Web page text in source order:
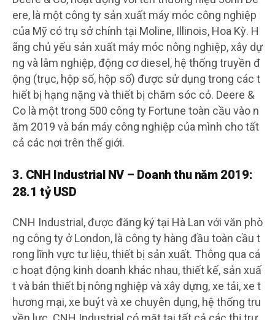
ere, là một công ty sản xuất máy móc công nghiệp
của Mỹ có trụ sở chính tại Moline, Illinois, Hoa Kỳ. H
ãng chủ yếu sản xuất máy móc nông nghiệp, xây dự
ng và lâm nghiệp, động cơ diesel, hệ thống truyền đ
ộng (trục, hộp số, hộp số) được sử dụng trong các t
hiết bị hạng nặng và thiết bị chăm sóc cỏ. Deere &
Co là một trong 500 công ty Fortune toàn cầu vào n
ăm 2019 và bán máy công nghiệp của mình cho tất
cả các nơi trên thế giới.
3. CNH Industrial NV – Doanh thu năm 2019:
28.1 tỷ USD
CNH Industrial, được đăng ký tại Hà Lan với văn phò
ng công ty ở London, là công ty hàng đầu toàn cầu t
rong lĩnh vực tư liệu, thiết bị sản xuất. Thông qua cá
c hoạt động kinh doanh khác nhau, thiết kế, sản xuấ
t và bán thiết bị nông nghiệp và xây dựng, xe tải, xe t
hương mại, xe buýt và xe chuyên dụng, hệ thống tru